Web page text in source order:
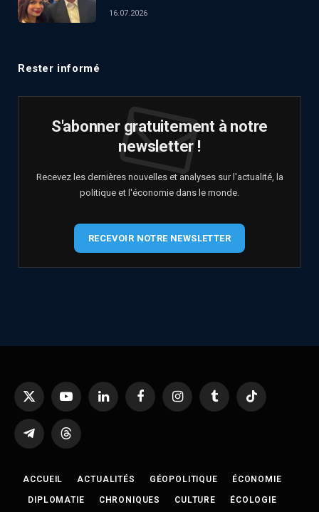
16.07.2026
Rester informé
S'abonner gratuitement à notre
newsletter !
Recevez les dernières nouvelles et analyses sur l'actualité, la
politique et l'économie dans le monde.
RECEVOIR NOTRE NEWSLETTER
X
YouTubeLinkedIn FacebookInstagramTumblr TikTok
TelegramThreads
ACCUEIL ACTUALITÉS GÉOPOLITIQUE ÉCONOMIE
DIPLOMATIE CHRONIQUES CULTURE ÉCOLOGIE